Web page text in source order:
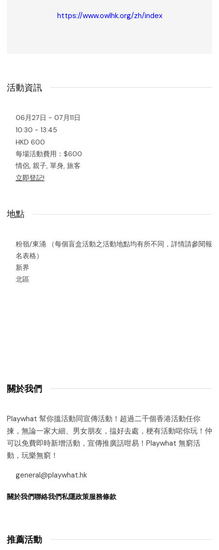
https://www.owlhk.org/zh/index
活動資訊
06月27日 - 07月11日
10:30 - 13:45
HKD 600
每場活動費用：$600
情侶, 親子, 單身, 旅客
立即登記!
地點
粉嶺/東涌 （每個盲盒活動之活動地點均有所不同，詳情請參閱報
名表格）
新界
北區
關於我們
Playwhat 幫你搵活動同宣傳活動！超過二千個香港活動任你
揀，無論一家大細、男女朋友，揾好去處，梗有活動啱你玩！仲
可以免費即時新增活動，宣傳推廣話咁易！Playwhat 無窮活
動，玩樂無窮！
general@playwhat.hk
關於我們聯絡我們私隱政策服務條款
推薦活動